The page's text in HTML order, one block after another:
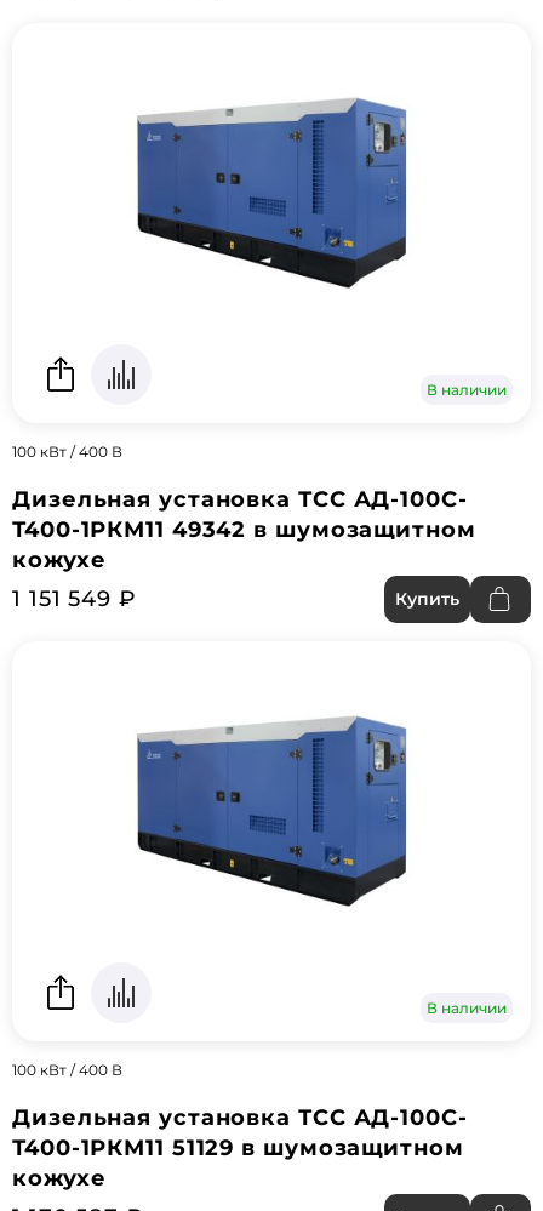
В наличии
100 кВт / 400 В
Дизельная установка ТСС АД-100С-
Т400-1РКМ11 49342 в шумозащитном
кожухе
1 151 549 ₽
Купить
В наличии
100 кВт / 400 В
Дизельная установка ТСС АД-100С-
Т400-1РКМ11 51129 в шумозащитном
кожухе